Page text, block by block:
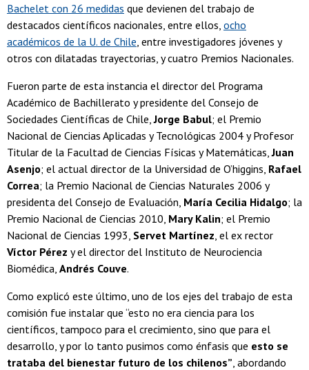
Bachelet con 26 medidas que devienen del trabajo de
destacados científicos nacionales, entre ellos, ocho
académicos de la U. de Chile , entre investigadores jóvenes y
otros con dilatadas trayectorias, y cuatro Premios Nacionales.
Fueron parte de esta instancia el director del Programa
Académico de Bachillerato y presidente del Consejo de
Sociedades Científicas de Chile,Jorge Babul; el Premio
Nacional de Ciencias Aplicadas y Tecnológicas 2004 y Profesor
Titular de la Facultad de Ciencias Físicas y Matemáticas,Juan
Asenjo; el actual director de la Universidad de O’higgins, Rafael
Correa; la Premio Nacional de Ciencias Naturales 2006 y
presidenta del Consejo de Evaluación, María Cecilia Hidalgo; la
Premio Nacional de Ciencias 2010, Mary Kalin; el Premio
Nacional de Ciencias 1993, Servet Martínez , el ex rector
Víctor Pérez y el director del Instituto de Neurociencia
Biomédica, Andrés Couve.
Como explicó este último, uno de los ejes del trabajo de esta
comisión fue instalar que “esto no era ciencia para los
científicos, tampoco para el crecimiento, sino que para el
desarrollo, y por lo tanto pusimos como énfasis que esto se
trataba del bienestar futuro de los chilenos” , abordando